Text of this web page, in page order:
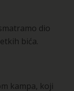
dio
bića.
kampa, koji